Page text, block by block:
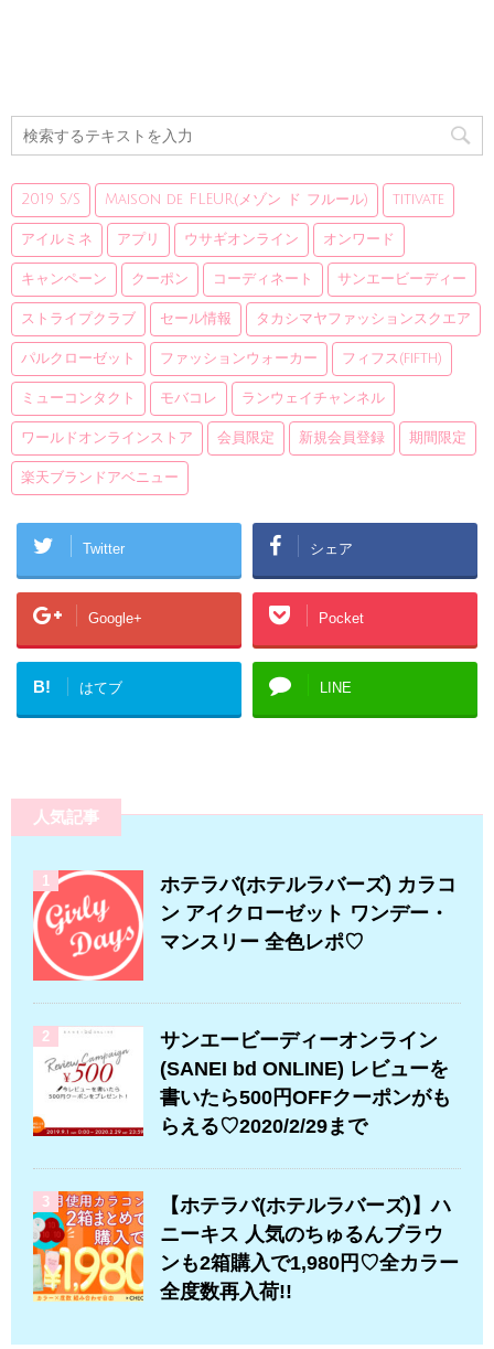
2019 S/S Maison de FLEUR(メゾン ド フルール) titivate
アイルミネ アプリ ウサギオンライン オンワード
キャンペーン クーポン コーディネート サンエービーディー
ストライプクラブ セール情報 タカシマヤファッションスクエア
パルクローゼット ファッションウォーカー フィフス(fifth)
ミューコンタクト モバコレ ランウェイチャンネル
ワールドオンラインストア 会員限定 新規会員登録 期間限定
楽天ブランドアベニュー
Twitter シェア
Google+ Pocket
B! はてブ LINE
人気記事
1
ホテラバ(ホテルラバーズ) カラコ
ン アイクローゼット ワンデー・
マンスリー 全色レポ♡
2
サンエービーディーオンライン
(SANEI bd ONLINE) レビューを
書いたら500円OFFクーポンがも
らえる♡2020/2/29まで
3
【ホテラバ(ホテルラバーズ)】ハ
ニーキス 人気のちゅるんブラウ
ンも2箱購入で1,980円♡全カラー
全度数再入荷!!